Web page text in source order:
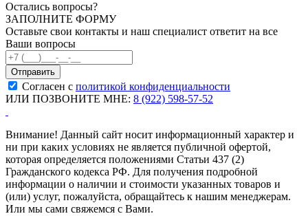
Остались вопросы?
ЗАПОЛНИТЕ ФОРМУ
Оставьте свои контакты и наш специалист ответит на все
Ваши вопросы
Согласен с политикой конфиденциальности
ИЛИ ПОЗВОНИТЕ МНЕ: 8 (922) 598-57-52
Внимание! Данный сайт носит информационный характер и
ни при каких условиях не является публичной офертой,
которая определяется положениями Статьи 437 (2)
Гражданского кодекса РФ. Для получения подробной
информации о наличии и стоимости указанных товаров и
(или) услуг, пожалуйста, обращайтесь к нашим менеджерам.
Или мы сами свяжемся с Вами.